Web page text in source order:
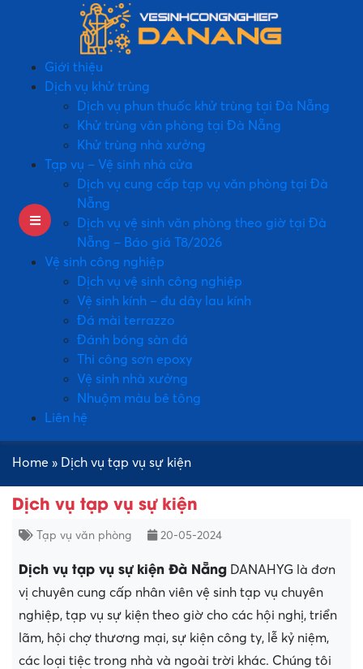
Giới thiệu
Dịch vụ khử trùng
Dịch vụ phun thuốc khử trùng tại Đà Nẵng
Khử trùng văn phòng tại Đà Nẵng
Khử trùng nhà xưởng
Tạp vụ – Vệ sinh nhà cửa
Dịch vụ cung cấp tạp vụ văn phòng tại Đà
Nẵng
Dịch vụ vệ sinh văn phòng theo giờ tại Đà
Nẵng – Báo giá T8/2026
Vệ sinh công nghiệp
Dịch vụ vệ sinh công nghiệp
Vệ sinh kính – đu dây lau kính
Đá mài terrazzo
Đánh bóng sàn đá
Thi công sơn epoxy
Vệ sinh nhà xưởng
Nhuộm màu bê tông
Liên hệ
Home » Dịch vụ tạp vụ sự kiện
Dịch vụ tạp vụ sự kiện
Tạp vụ văn phòng 20-05-2024
Dịch vụ tạp vụ sự kiện Đà Nẵng DANAHYG là đơn
vị chuyên cung cấp nhân viên vệ sinh tạp vụ chuyên
nghiệp, tạp vụ sự kiện theo giờ cho các hội nghị, triển
lãm, hội chợ thương mại, sự kiện công ty, lễ kỷ niệm,
các loại tiệc trong nhà và ngoài trời khác. Chúng tôi